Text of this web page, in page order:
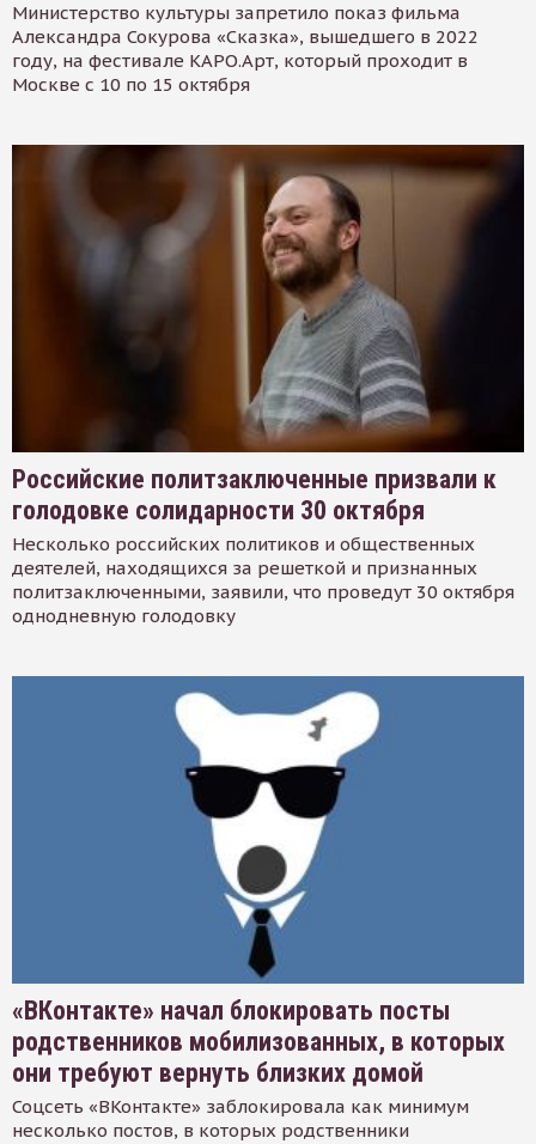
Министерство культуры запретило показ фильма
Александра Сокурова «Сказка», вышедшего в 2022
году, на фестивале КАРО.Арт, который проходит в
Москве с 10 по 15 октября
Российские политзаключенные призвали к
голодовке солидарности 30 октября
Несколько российских политиков и общественных
деятелей, находящихся за решеткой и признанных
политзаключенными, заявили, что проведут 30 октября
однодневную голодовку
«ВКонтакте» начал блокировать посты
родственников мобилизованных, в которых
они требуют вернуть близких домой
Соцсеть «ВКонтакте» заблокировала как минимум
несколько постов, в которых родственники